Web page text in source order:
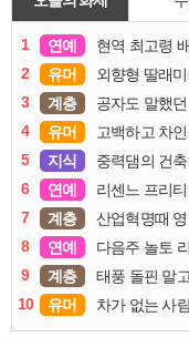
1 연예 현역 최고령
2
유머 외향형 딸래
3
계층 공자도 말했
4
유머 고백하고 차
5
지식 중력댐의 건
6
연예 리센느 프리
7
계층 산업혁명때
8
연예 다음주 놀토
9
계층 태풍 돌핀 말
10
유머 차가 없는 사